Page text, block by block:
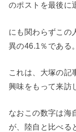
のポストを最後に
にも関わらずこの
異の46.1％である。
これは、大塚の記
興味をもって来訪
なおこの数字は海
が、陸自と比べる